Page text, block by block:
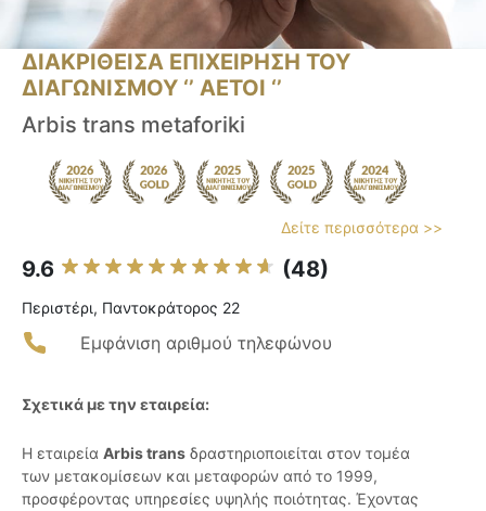
ΔΙΑΚΡΙΘΕΙΣΑ ΕΠΙΧΕΙΡΗΣΗ ΤΟΥ
ΔΙΑΓΩΝΙΣΜΟΥ ‘’ ΑΕΤΟΙ ‘’
Arbis trans metaforiki
Δείτε περισσότερα >>
9.6 (48)
Περιστέρι, Παντοκράτορος 22
Εμφάνιση αριθμού τηλεφώνου
Σχετικά με την εταιρεία:
Η εταιρεία Arbis trans δραστηριοποιείται στον τομέα
των μετακομίσεων και μεταφορών από το 1999,
προσφέροντας υπηρεσίες υψηλής ποιότητας. Έχοντας